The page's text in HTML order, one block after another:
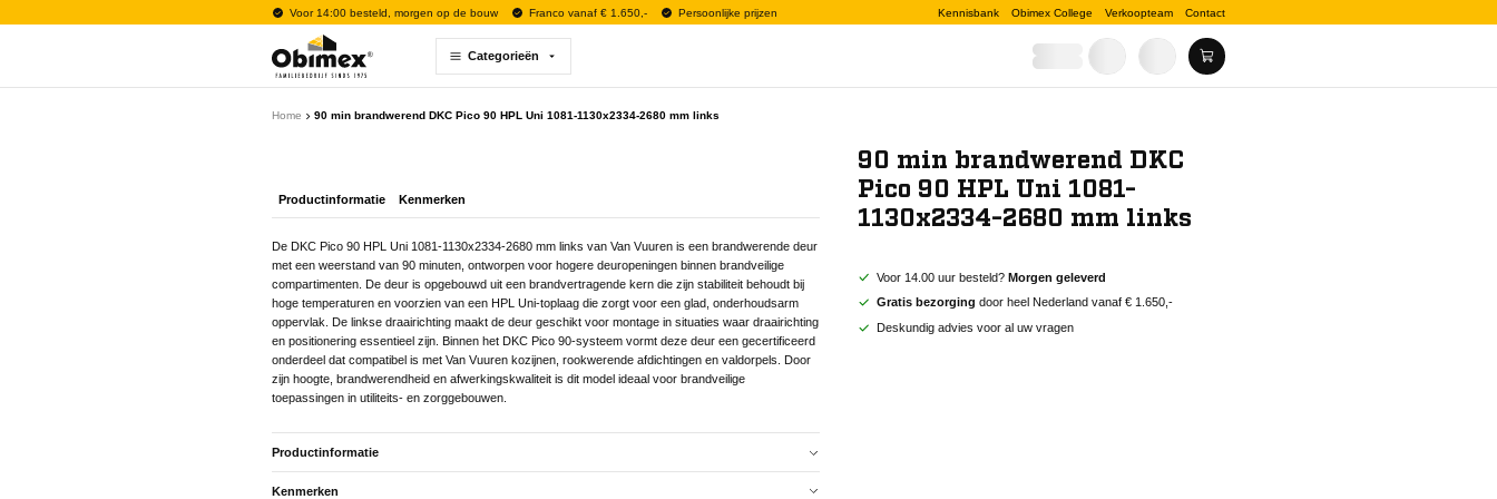
Voor 14:00 besteld, morgen op de bouw Franco vanaf € 1.650,- Persoonlijke prijzen Kennisbank Obimex College Verkoopteam Contact
Categorieën
Home 90 min brandwerend DKC Pico 90 HPL Uni 1081-1130x2334-2680 mm links
90 min brandwerend DKC
Pico 90 HPL Uni 1081-
1130x2334-2680 mm links
Voor 14.00 uur besteld? Morgen geleverd
Gratis bezorging door heel Nederland vanaf € 1.650,-
Deskundig advies voor al uw vragen
Productinformatie Kenmerken
De DKC Pico 90 HPL Uni 1081-1130x2334-2680 mm links van Van Vuuren is een brandwerende deur
met een weerstand van 90 minuten, ontworpen voor hogere deuropeningen binnen brandveilige
compartimenten. De deur is opgebouwd uit een brandvertragende kern die zijn stabiliteit behoudt bij
hoge temperaturen en voorzien van een HPL Uni-toplaag die zorgt voor een glad, onderhoudsarm
oppervlak. De linkse draairichting maakt de deur geschikt voor montage in situaties waar draairichting
en positionering essentieel zijn. Binnen het DKC Pico 90-systeem vormt deze deur een gecertificeerd
onderdeel dat compatibel is met Van Vuuren kozijnen, rookwerende afdichtingen en valdorpels. Door
zijn hoogte, brandwerendheid en afwerkingskwaliteit is dit model ideaal voor brandveilige
toepassingen in utiliteits- en zorggebouwen.
Productinformatie
De DKC Pico 90 HPL Uni 1081-1130x2334-2680 mm links van Van Vuuren is een brandwerende deur
Kenmerken